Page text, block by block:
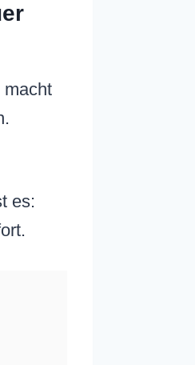
macht
es: